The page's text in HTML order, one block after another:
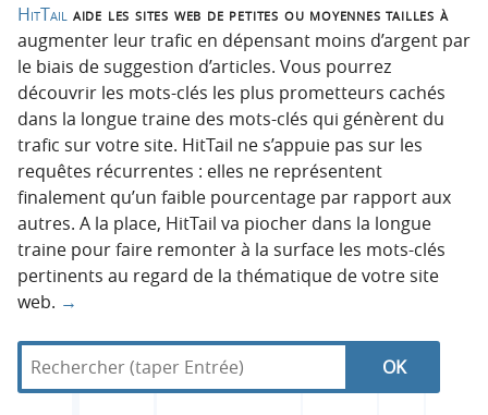
HitTail aide les sites web de petites ou moyennes tailles à
augmenter leur trafic en dépensant moins d’argent par
le biais de suggestion d’articles. Vous pourrez
découvrir les mots-clés les plus prometteurs cachés
dans la longue traine des mots-clés qui génèrent du
trafic sur votre site. HitTail ne s’appuie pas sur les
requêtes récurrentes : elles ne représentent
finalement qu’un faible pourcentage par rapport aux
autres. A la place, HitTail va piocher dans la longue
traine pour faire remonter à la surface les mots-clés
pertinents au regard de la thématique de votre site
web. →
N
R
R
d